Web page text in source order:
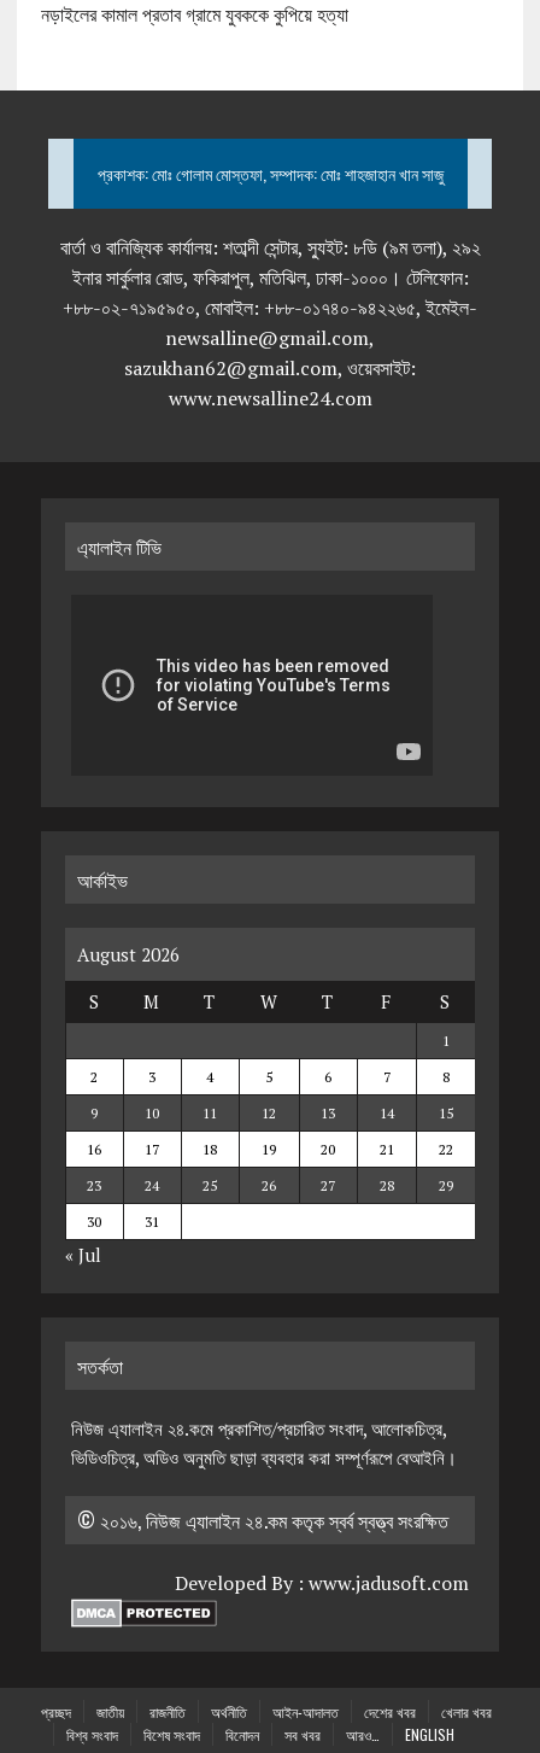
নড়াইলের কামাল প্রতাব গ্রামে যুবককে কুপিয়ে হত্যা
প্রকাশক: মোঃ গোলাম মোস্তফা, সম্পাদক: মোঃ শাহজাহান খান সাজু
বার্তা ও বানিজ্যিক কার্যালয়: শতাব্দী সেন্টার, স্যুইট: ৮ডি (৯ম তলা), ২৯২
ইনার সার্কুলার রোড, ফকিরাপুল, মতিঝিল, ঢাকা-১০০০। টেলিফোন:
+৮৮-০২-৭১৯৫৯৫০, মোবাইল: +৮৮-০১৭৪০-৯৪২২৬৫, ইমেইল-
newsalline@gmail.com,
sazukhan62@gmail.com, ওয়েবসাইট:
www.newsalline24.com
এ্যালাইন টিভি
আর্কাইভ
August 2026
S
M T W T F S
1
2
3 4 5 6 7
8
9
10 11 12 13 14
15
16
17 18 19 20 21
22
23
24 25 26 27 28
29
30
31
« Jul
সতর্কতা
নিউজ এ্যালাইন ২৪.কমে প্রকাশিত/প্রচারিত সংবাদ, আলোকচিত্র,
ভিডিওচিত্র, অডিও অনুমতি ছাড়া ব্যবহার করা সম্পূর্ণরূপে বেআইনি।
© ২০১৬, নিউজ এ্যালাইন ২৪.কম কতৃক স্বর্ব স্বত্ত্ব সংরক্ষিত
Developed By :www.jadusoft.com
প্রচ্ছদ জাতীয় রাজনীতি অর্থনীতি আইন-আদালত দেশের খবর
খেলার খবর
বিশ্ব সংবাদ
বিশেষ সংবাদ বিনোদন সব খবর আরও… ENGLISH